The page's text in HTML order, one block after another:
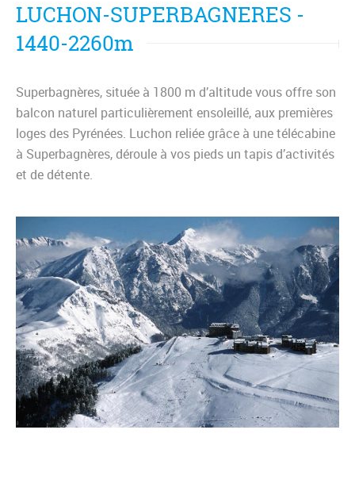
LUCHON-SUPERBAGNERES -
1440-2260m
Superbagnères, située à 1800 m d’altitude vous offre son
balcon naturel particulièrement ensoleillé, aux premières
loges des Pyrénées. Luchon reliée grâce à une télécabine
à Superbagnères, déroule à vos pieds un tapis d’activités
et de détente.